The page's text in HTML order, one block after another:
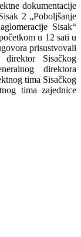
dokumentacije
2 „Poboljšanje
Sisak“
u 12 sati u
prisustvovali
direktor Sisačkog
direktora
tima Sisačkog
tima zajednice